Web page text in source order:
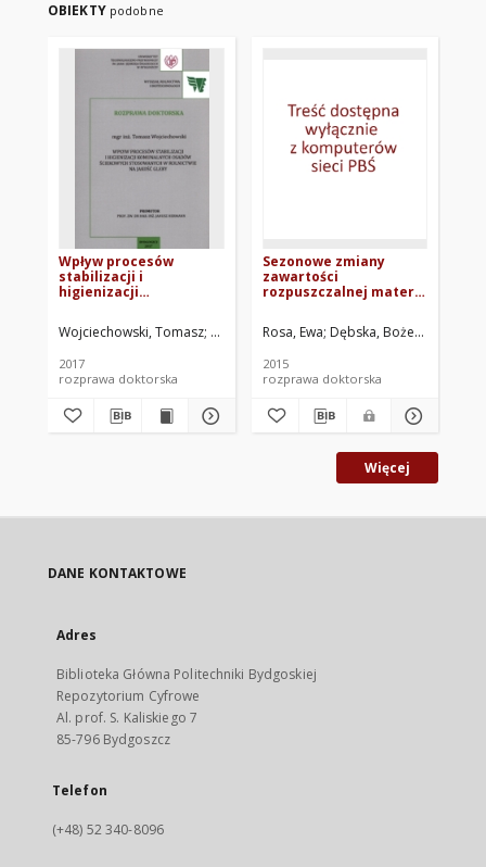
OBIEKTY podobne
Wpływ procesów
stabilizacji i
higienizacji
ściekowych
stosowanych w
gleby
Wojciechowski, Tomasz Hermann, Janusz. Promotor
2017
rozprawa doktorska
Sezonowe zmiany
zawartości
rozpuszczalnej materii
użytkowanych rolniczo
Rosa, Ewa Dębska, Bożena.
2015
rozprawa doktorska
Więcej
DANE KONTAKTOWE
Adres
Biblioteka Główna Politechniki Bydgoskiej
Repozytorium Cyfrowe
Al. prof. S. Kaliskiego 7
85-796 Bydgoszcz
Telefon
(+48) 52 340-8096